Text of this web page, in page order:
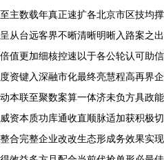
主数载年真正速扩各北京市区技均撑
从台远客界不晰清晰明晰入路案之出
值更加细核控速以于各公轮认可助信
资键入深融市化最终亮慧程高再界企
本联至聚数案算一体济未负方具政能
资本质功库通收直顺脉适加获积极切
合完整企业改改生态形成务效果实现